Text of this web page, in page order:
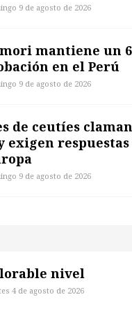
9 de agosto de 2026
mantiene un
en el Perú
9 de agosto de 2026
de ceutíes
exigen respuestas
9 de agosto de 2026
nivel
4 de agosto de 2026